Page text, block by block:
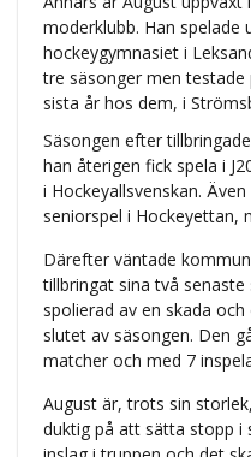
moderklubb. Han spelade
hockeygymnasiet i
tre säsonger men
sista år hos dem, i
Säsongen efter
han återigen fick spela i
i Hockeyallsvenskan.
seniorspel i Hockeyettan,
Därefter väntade
tillbringat sina två
spolierad av en skada
slutet av säsongen. Den
matcher och med 7
August är, trots sin
duktig på att sätta stopp i